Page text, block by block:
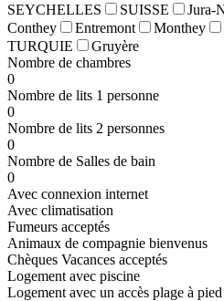
SEYCHELLES
SUISSE Jura-
Conthey
Entremont Monthey
TURQUIE
Gruyère
Nombre de chambres
0
Nombre de lits 1 personne
0
Nombre de lits 2 personnes
0
Nombre de Salles de bain
0
Avec connexion internet
Avec climatisation
Fumeurs acceptés
Animaux de compagnie bienvenus
Chèques Vacances acceptés
Logement avec piscine
Logement avec un accès plage à pied